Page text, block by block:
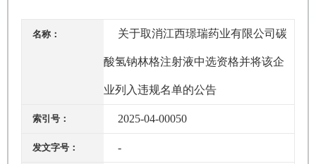
名称： 关于取消江西璟瑞药业有限公司碳
酸氢钠林格注射液中选资格并将该企
业列入违规名单的公告
索引号： 2025-04-00050
发文字号： -